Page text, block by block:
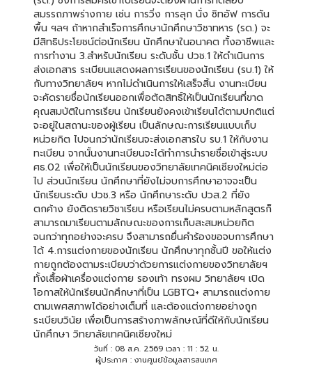
สมรรถภาพร่างกาย เช่น การวิ่ง การลุก นั่ง ซิทอัฟ การดัน
พื้น ฯลฯ ถ้าหากสำเร็จการศึกษานักศึกษาวิชาทหาร (รด.) จะ
มีสิทธิประโยชน์ต่อนักเรียน นักศึกษาในอนาคต ทั้งอาชีพและ
การทำงาน 3.สำหรับนักเรียน ระดับชั้น ปวช.1 ให้ดำเนินการ
ส่งเอกสาร ระเบียนแสดงผลการเรียนของนักเรียน (รบ.1) ให้
กับทางวิทยาลัยฯ หากไม่ดำเนินการให้เสร็จสิ้น งานทะเบียน
จะคัดรายชื่อนักเรียนออกเพื่อตัดสิทธิ์ให้เป็นนักเรียนที่ขาด
คุณสมบัติในการเรียน นักเรียนยังคงเข้าเรียนได้ตามปกติแต่
จะอยู่ในสถานะของผู้เรียน เป็นลักษณะการเรียนแบบเก็บ
หน่วยกิต ไปจนกว่านักเรียนจะส่งเอกสารใบ รบ.1 ให้กับงาน
ทะเบียน จากนั้นงานทะเบียนจะได้ทำการนำรายชื่อเข้าสู่ระบบ
ศธ.02 เพื่อให้เป็นนักเรียนของวิทยาลัยเทคนิคเชียงใหม่ต่อ
ไป ส่วนนักเรียน นักศึกษาที่ยังไม่จบการศึกษาอาจจะเป็น
นักเรียนระดับ ปวช.3 หรือ นักศึกษาระดับ ปวส.2 ที่ยัง
ตกค้าง ยังติดรายวิชาเรียน หรือเรียนไม่ครบตามหลักสูตรก็
สามารถมาเรียนตามลักษณะของการเก็บสะสมหน่วยกิต
จนกว่าทุกอย่างจะครบ จึงสามารถยื่นคำร้องขอจบการศึกษา
ได้ 4.การแต่งกายของนักเรียน นักศึกษาทุกชั้นปี ขอให้แต่ง
กายถูกต้องตามระเบียบว่าด้วยการแต่งกายของวิทยาลัยฯ
ทั้งเสื้อผ้าเครื่องแต่งกาย รองเท้า ทรงผม วิทยาลัยฯ เปิด
โอกาสให้นักเรียนนักศึกษาที่เป็น LGBTQ+ สามารถแต่งกาย
ตามเพศสภาพได้อย่างเต็มที่ และต้องแต่งกายอย่างถูก
ระเบียบวินัย เพื่อเป็นการสร้างภาพลักษณ์ที่ดีให้กับนักเรียน
นักศึกษา วิทยาลัยเทคนิคเชียงใหม่
วันที่ : 08 ส.ค. 2569 เวลา : 11 : 52 น.
ผู้ประกาศ : งานศูนย์ข้อมูลสารสนเทศ